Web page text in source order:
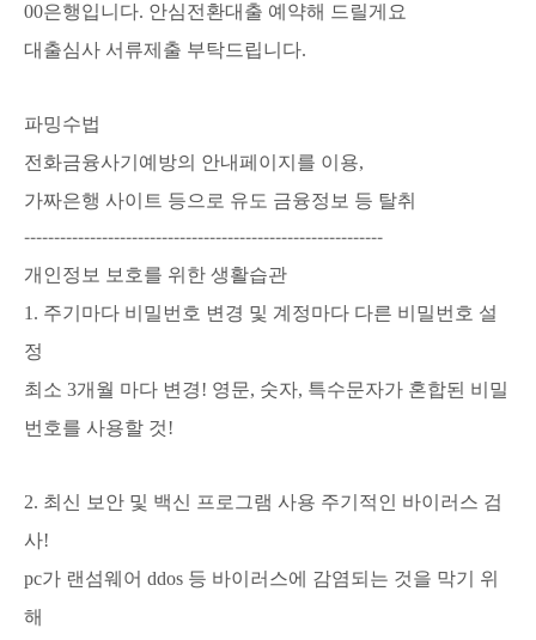
00은행입니다. 안심전환대출 예약해 드릴게요
대출심사 서류제출 부탁드립니다.
파밍수법
전화금융사기예방의 안내페이지를 이용,
가짜은행 사이트 등으로 유도 금융정보 등 탈취
------------------------------------------------------------
개인정보 보호를 위한 생활습관
1. 주기마다 비밀번호 변경 및 계정마다 다른 비밀번호 설
정
최소 3개월 마다 변경! 영문, 숫자, 특수문자가 혼합된 비밀
번호를 사용할 것!
2. 최신 보안 및 백신 프로그램 사용 주기적인 바이러스 검
사!
pc가 랜섬웨어 ddos 등 바이러스에 감염되는 것을 막기 위
해